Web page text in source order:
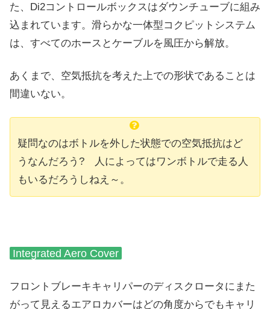
た、 Di2コントロールボックスはダウンチューブに組み
込まれています。滑らかな一体型コクピットシステム
は、すべてのホースとケーブルを風圧から解放。
あくまで、空気抵抗を考えた上での形状であることは
間違いない。
疑問なのはボトルを外した状態での空気抵抗はど
うなんだろう? 人によってはワンボトルで走る人
もいるだろうしねえ～。
Integrated Aero Cover
フロントブレーキキャリパーのディスクロータにまた
がって見えるエアロカバーはどの角度からでもキャリ